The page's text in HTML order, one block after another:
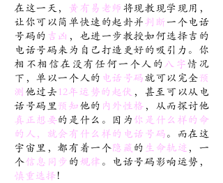
在这一天，
黃有易老师 将现教现学现用，
让你可以简单快速的起卦并判断一个电话
号码的 吉凶 ，也进一步教授如何选择吉的
电话号码来为自己打造更好的吸引力。你
相不相信在没有任何一个人的八字情况
下，单以一个人的 电话号码就可以完全预
测 他过去12年运势的起伏 ，甚至可以从电
话号码里预知他的 内外性格，从而探讨他
真正想要的是什么。因为你是什么样的命
的人，就会有什么样的电话号码。而在这
宇宙里，都有着一个隐藏的 生命轨迹，一
个信息同步 的规律 。电话号码影响运势，
慎重选择！